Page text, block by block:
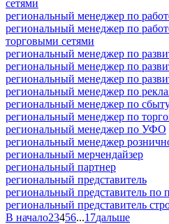
сетями
региональный менеджер по
региональный менеджер по
торговыми сетями
региональный менеджер по
региональный менеджер по
региональный менеджер по
региональный менеджер по
региональный менеджер по
региональный менеджер по
региональный менеджер по УФО
региональный менеджер
региональный мерчендайзер
региональный партнер
региональный представитель
региональный представитель по
региональный представитель
В начало23456...17дальше